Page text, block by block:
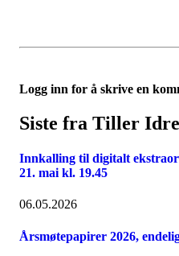
Logg inn for å skrive en
Siste fra Tiller
Innkalling til digitalt
21. mai kl. 19.45
06.05.2026
Årsmøtepapirer 2026,